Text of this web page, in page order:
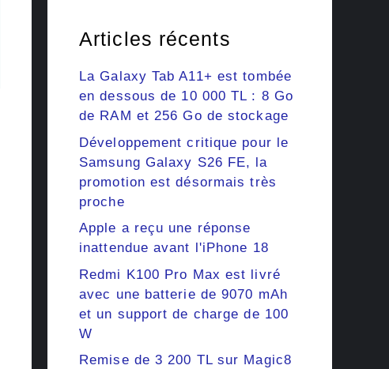
Articles récents
La Galaxy Tab A11+ est tombée
en dessous de 10 000 TL : 8 Go
de RAM et 256 Go de stockage
Développement critique pour le
Samsung Galaxy S26 FE, la
promotion est désormais très
proche
Apple a reçu une réponse
inattendue avant l'iPhone 18
Redmi K100 Pro Max est livré
avec une batterie de 9070 mAh
et un support de charge de 100
W
Remise de 3 200 TL sur Magic8